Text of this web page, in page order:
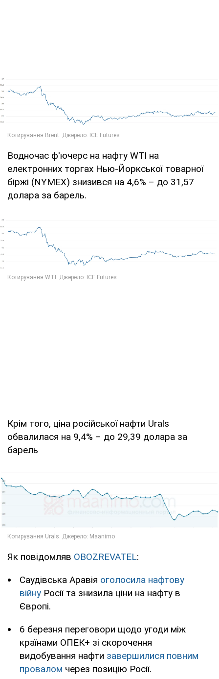
Водночас ф'ючерс на нафту WTI на
електронних торгах Нью-Йоркської товарної
біржі (NYMEX) знизився на 4,6% – до 31,57
долара за барель.
Крім того, ціна російської нафти Urals
обвалилася на 9,4% – до 29,39 долара за
барель
Як повідомляв OBOZREVATEL:
Саудівська Аравія оголосила нафтову
війну Росії та знизила ціни на нафту в
Європі.
6 березня переговори щодо угоди між
країнами ОПЕК+ зі скорочення
видобування нафти завершилися повним
провалом через позицію Росії.